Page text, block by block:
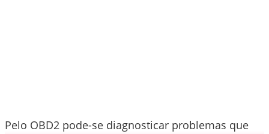
Pelo OBD2 pode-se diagnosticar problemas que